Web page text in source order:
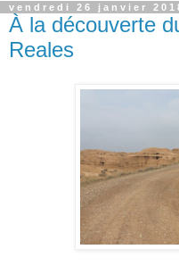
vendredi 26 janvier
À la découverte
Reales